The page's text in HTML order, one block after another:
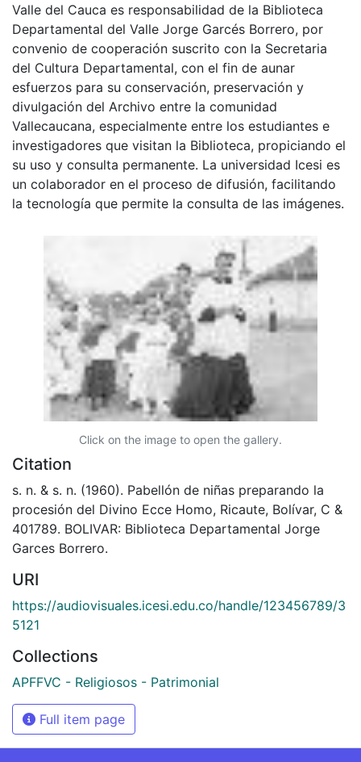
Valle del Cauca es responsabilidad de la Biblioteca
Departamental del Valle Jorge Garcés Borrero, por
convenio de cooperación suscrito con la Secretaria
del Cultura Departamental, con el fin de aunar
esfuerzos para su conservación, preservación y
divulgación del Archivo entre la comunidad
Vallecaucana, especialmente entre los estudiantes e
investigadores que visitan la Biblioteca, propiciando el
su uso y consulta permanente. La universidad Icesi es
un colaborador en el proceso de difusión, facilitando
la tecnología que permite la consulta de las imágenes.
Click on the image to open the gallery.
Citation
s. n. & s. n. (1960). Pabellón de niñas preparando la
procesión del Divino Ecce Homo, Ricaute, Bolívar, C &
401789. BOLIVAR: Biblioteca Departamental Jorge
Garces Borrero.
URI
https://audiovisuales.icesi.edu.co/handle/123456789/3
5121
Collections
APFFVC - Religiosos - Patrimonial
Full item page